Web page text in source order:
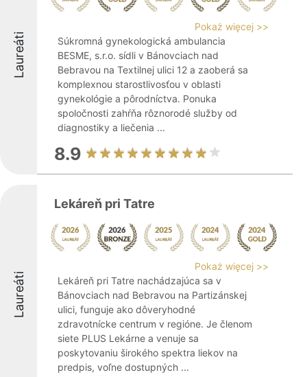
Laureáti
Pokaż więcej >>
Súkromná gynekologická ambulancia
BESME, s.r.o. sídli v Bánovciach nad
Bebravou na Textilnej ulici 12 a zaoberá sa
komplexnou starostlivosťou v oblasti
gynekológie a pôrodníctva. Ponuka
spoločnosti zahŕňa rôznorodé služby od
diagnostiky a liečenia ...
8.9
Laureáti
Lekáreň pri Tatre
Pokaż więcej >>
Lekáreň pri Tatre nachádzajúca sa v
Bánovciach nad Bebravou na Partizánskej
ulici, funguje ako dôveryhodné
zdravotnícke centrum v regióne. Je členom
siete PLUS Lekárne a venuje sa
poskytovaniu širokého spektra liekov na
predpis, voľne dostupných ...